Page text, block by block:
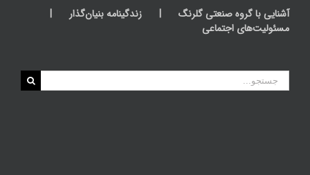
آشنایی با گروه صنعتی گلرنگ
زندگینامه بنیان‌گذار
مسئولیت‌های اجتماعی
جستجو
برای: